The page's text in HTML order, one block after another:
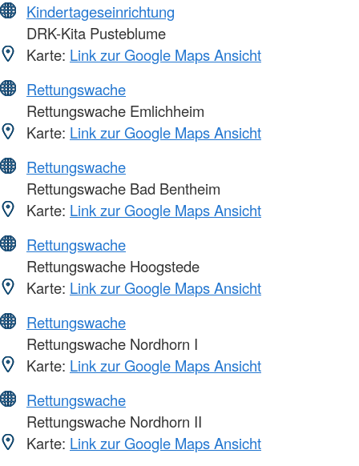
Kindertageseinrichtung
DRK-Kita Pusteblume
Karte: Link zur Google Maps Ansicht
Rettungswache
Rettungswache Emlichheim
Karte: Link zur Google Maps Ansicht
Rettungswache
Rettungswache Bad Bentheim
Karte: Link zur Google Maps Ansicht
Rettungswache
Rettungswache Hoogstede
Karte: Link zur Google Maps Ansicht
Rettungswache
Rettungswache Nordhorn I
Karte: Link zur Google Maps Ansicht
Rettungswache
Rettungswache Nordhorn II
Karte: Link zur Google Maps Ansicht